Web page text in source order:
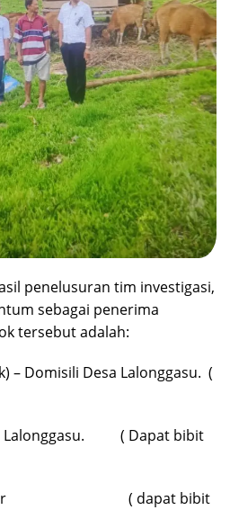
penelusuran tim investigasi,
sebagai penerima
tersebut adalah:
– Domisili Desa Lalonggasu. (
Lalonggasu. ( Dapat bibit
Gusir ( dapat bibit